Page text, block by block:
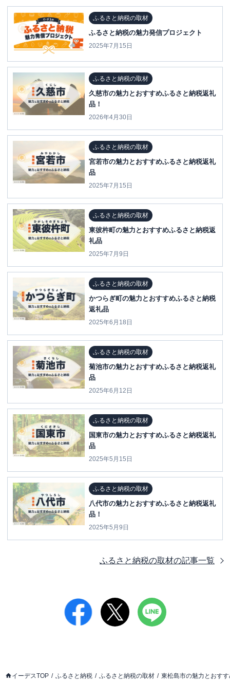
ふるさと納税の取材
ふるさと納税の魅力発信プロジェクト
2025年7月15日
ふるさと納税の取材
久慈市の魅力とおすすめふるさと納税返礼
品！
2026年4月30日
ふるさと納税の取材
宮若市の魅力とおすすめふるさと納税返礼
品
2025年7月15日
ふるさと納税の取材
東彼杵町の魅力とおすすめふるさと納税返
礼品
2025年7月9日
ふるさと納税の取材
かつらぎ町の魅力とおすすめふるさと納税
返礼品
2025年6月18日
ふるさと納税の取材
菊池市の魅力とおすすめふるさと納税返礼
品
2025年6月12日
ふるさと納税の取材
国東市の魅力とおすすめふるさと納税返礼
品
2025年5月15日
ふるさと納税の取材
八代市の魅力とおすすめふるさと納税返礼
品！
2025年5月9日
ふるさと納税の取材の記事一覧
イーデスTOP ふるさと納税 ふるさと納税の取材 東松島市の魅力とおす